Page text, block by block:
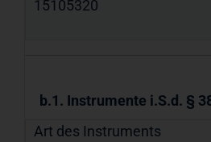
15105320
b.1. Instrumente i.S.d. §
Art des Instruments